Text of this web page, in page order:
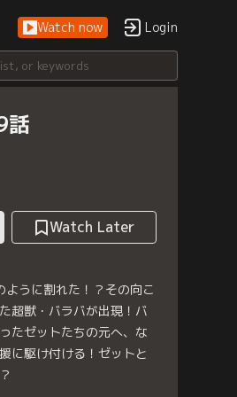
Watch now Login
話
Watch Later
うに割れた！？その向こ
超獣・バラバが出現！バ
たゼットたちの元へ、な
に駆け付ける！ゼットと